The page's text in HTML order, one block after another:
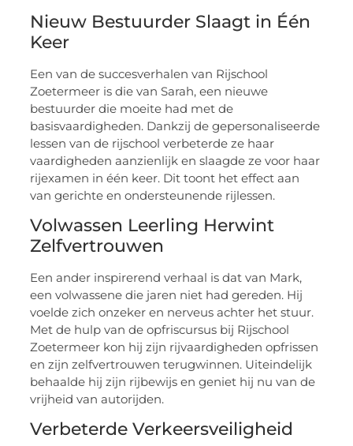
Nieuw Bestuurder Slaagt in Één
Keer
Een van de succesverhalen van Rijschool
Zoetermeer is die van Sarah, een nieuwe
bestuurder die moeite had met de
basisvaardigheden. Dankzij de gepersonaliseerde
lessen van de rijschool verbeterde ze haar
vaardigheden aanzienlijk en slaagde ze voor haar
rijexamen in één keer. Dit toont het effect aan
van gerichte en ondersteunende rijlessen.
Volwassen Leerling Herwint
Zelfvertrouwen
Een ander inspirerend verhaal is dat van Mark,
een volwassene die jaren niet had gereden. Hij
voelde zich onzeker en nerveus achter het stuur.
Met de hulp van de opfriscursus bij Rijschool
Zoetermeer kon hij zijn rijvaardigheden opfrissen
en zijn zelfvertrouwen terugwinnen. Uiteindelijk
behaalde hij zijn rijbewijs en geniet hij nu van de
vrijheid van autorijden.
Verbeterde Verkeersveiligheid